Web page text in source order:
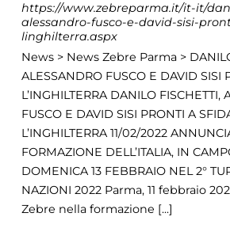
https://www.zebreparma.it/it-it/
alessandro-fusco-e-david-sisi-
linghilterra.aspx
News > News Zebre Parma >
ALESSANDRO FUSCO E DAVID SISI
L’INGHILTERRA DANILO FISCHETTI,
FUSCO E DAVID SISI PRONTI A
L’INGHILTERRA 11/02/2022
FORMAZIONE DELL’ITALIA, IN
DOMENICA 13 FEBBRAIO NEL 2°
NAZIONI 2022 Parma, 11 febbraio
Zebre nella formazione [...]